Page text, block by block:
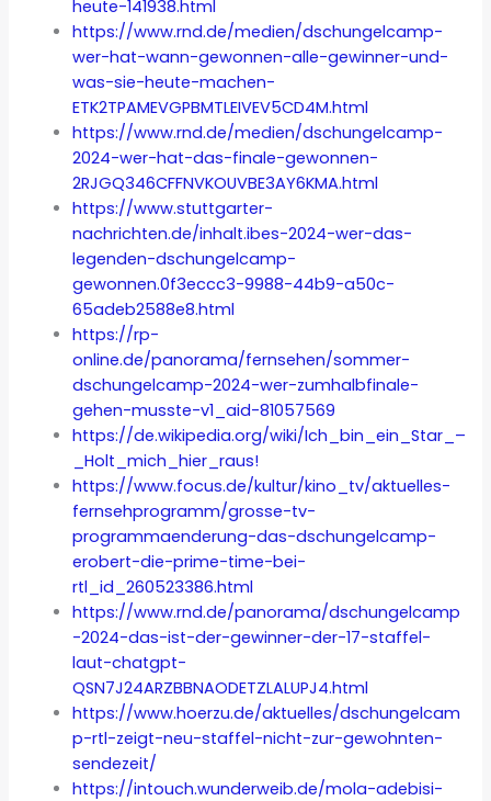
heute-141938.html
https://www.rnd.de/medien/dschungelcamp-
wer-hat-wann-gewonnen-alle-gewinner-und-
was-sie-heute-machen-
ETK2TPAMEVGPBMTLEIVEV5CD4M.html
https://www.rnd.de/medien/dschungelcamp-
2024-wer-hat-das-finale-gewonnen-
2RJGQ346CFFNVKOUVBE3AY6KMA.html
https://www.stuttgarter-
nachrichten.de/inhalt.ibes-2024-wer-das-
legenden-dschungelcamp-
gewonnen.0f3eccc3-9988-44b9-a50c-
65adeb2588e8.html
https://rp-
online.de/panorama/fernsehen/sommer-
dschungelcamp-2024-wer-zumhalbfinale-
gehen-musste-v1_aid-81057569
https://de.wikipedia.org/wiki/Ich_bin_ein_Star_–
_Holt_mich_hier_raus!
https://www.focus.de/kultur/kino_tv/aktuelles-
fernsehprogramm/grosse-tv-
programmaenderung-das-dschungelcamp-
erobert-die-prime-time-bei-
rtl_id_260523386.html
https://www.rnd.de/panorama/dschungelcamp
-2024-das-ist-der-gewinner-der-17-staffel-
laut-chatgpt-
QSN7J24ARZBBNAODETZLALUPJ4.html
https://www.hoerzu.de/aktuelles/dschungelcam
p-rtl-zeigt-neu-staffel-nicht-zur-gewohnten-
sendezeit/
https://intouch.wunderweib.de/mola-adebisi-